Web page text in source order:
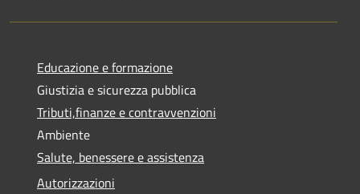
Educazione e formazione
Giustizia e sicurezza pubblica
Tributi,finanze e contravvenzioni
Ambiente
Salute, benessere e assistenza
Autorizzazioni